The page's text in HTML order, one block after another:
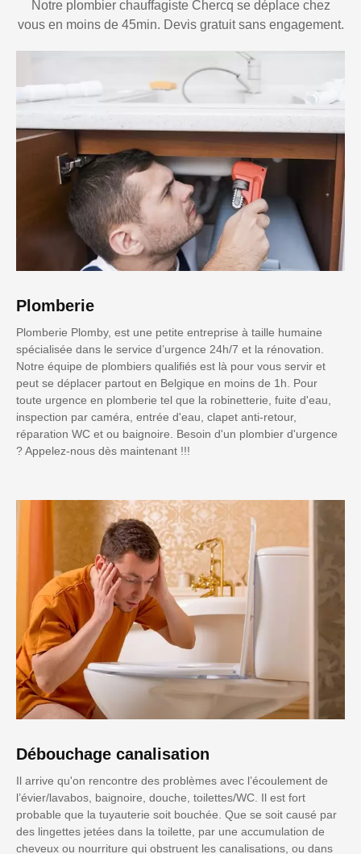
Notre plombier chauffagiste Chercq se déplace chez
vous en moins de 45min. Devis gratuit sans engagement.
Plomberie
Plomberie Plomby, est une petite entreprise à taille humaine
spécialisée dans le service d’urgence 24h/7 et la rénovation.
Notre équipe de plombiers qualifiés est là pour vous servir et
peut se déplacer partout en Belgique en moins de 1h. Pour
toute urgence en plomberie tel que la robinetterie, fuite d'eau,
inspection par caméra, entrée d'eau, clapet anti-retour,
réparation WC et ou baignoire. Besoin d'un plombier d'urgence
? Appelez-nous dès maintenant !!!
Débouchage canalisation
Il arrive qu'on rencontre des problèmes avec l’écoulement de
l’évier/lavabos, baignoire, douche, toilettes/WC. Il est fort
probable que la tuyauterie soit bouchée. Que se soit causé par
des lingettes jetées dans la toilette, par une accumulation de
cheveux ou nourriture qui obstruent les canalisations, ou dans